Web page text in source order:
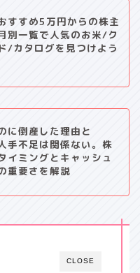
すすめ5万円からの株主
別一覧で人気のお米/ク
/カタログを見つけよう
に倒産した理由と
手不足は関係ない。株
イミングとキャッシュ
重要さを解説
CLOSE